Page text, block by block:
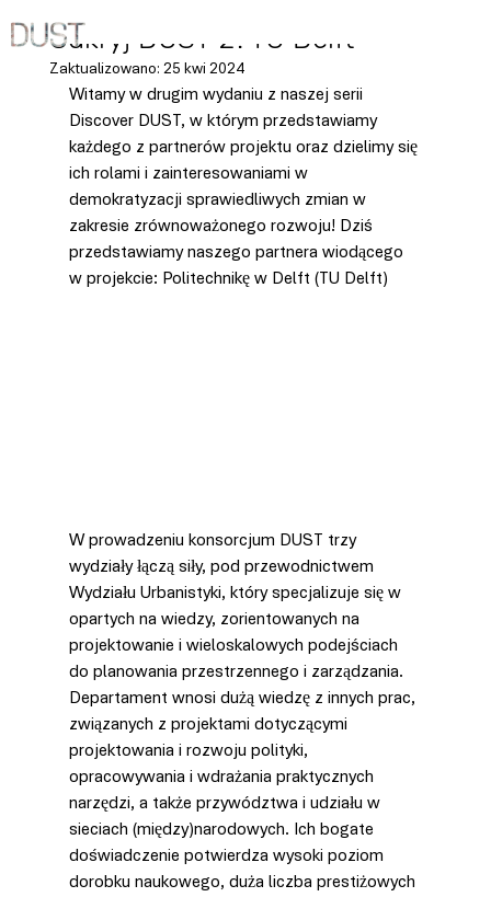
Odkryj DUST 2: TU Delft
Zaktualizowano: 25 kwi 2024
Witamy w drugim wydaniu z naszej serii
Discover DUST, w którym przedstawiamy
każdego z partnerów projektu oraz dzielimy się
ich rolami i zainteresowaniami w
demokratyzacji sprawiedliwych zmian w
zakresie zrównoważonego rozwoju! Dziś
przedstawiamy naszego partnera wiodącego
w projekcie: Politechnikę w Delft (TU Delft)
W prowadzeniu konsorcjum DUST trzy
wydziały łączą siły, pod przewodnictwem
Wydziału Urbanistyki, który specjalizuje się w
opartych na wiedzy, zorientowanych na
projektowanie i wieloskalowych podejściach
do planowania przestrzennego i zarządzania.
Departament wnosi dużą wiedzę z innych prac,
związanych z projektami dotyczącymi
projektowania i rozwoju polityki,
opracowywania i wdrażania praktycznych
narzędzi, a także przywództwa i udziału w
sieciach (między)narodowych. Ich bogate
doświadczenie potwierdza wysoki poziom
dorobku naukowego, duża liczba prestiżowych